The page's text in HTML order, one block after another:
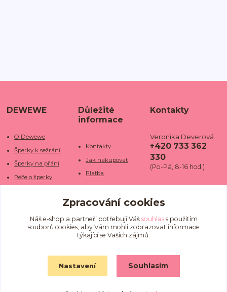
DEWEWE
O Dewewe
Šperky k sežrání
Šperky na přání
Péče o šperky
Kamenné obchody
Fotogalerie
Důležité
informace
Kontakty
Jak nakupovat
Platba
Doba dodání
Doprava
Obchodní podmínky
Ochrana osobních
Kontakty
Veronika Deverová
+420 733 362
330
(Po-Pá, 8-16 hod.)
we.cz
Zpracování cookies
Náš e-shop a partneři potřebují Váš souhlass použitím
souborů cookies, aby Vám mohli zobrazovat informace
týkající se Vašich zájmů.
Nastavení Souhlasím